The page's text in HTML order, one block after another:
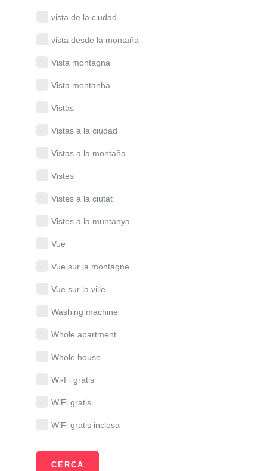
vista de la ciudad
vista desde la montaña
Vista montagna
Vista montanha
Vistas
Vistas a la ciudad
Vistas a la montaña
Vistes
Vistes a la ciutat
Vistes a la muntanya
Vue
Vue sur la montagne
Vue sur la ville
Washing machine
Whole apartment
Whole house
Wi-Fi gratis
WiFi gratis
WiFi gratis inclosa